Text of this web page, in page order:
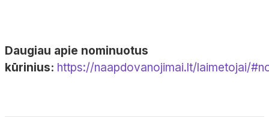
Daugiau apie nominuotus
kūrinius: https://naapdovanojimai.lt/laimetojai/